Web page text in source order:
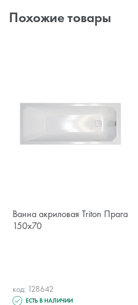
Похожие товары
Ванна акриловая Triton Прага
150x70
код: 128642
ЕСТЬ В НАЛИЧИИ